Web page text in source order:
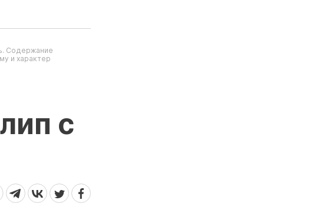
Содержание
и характер
с